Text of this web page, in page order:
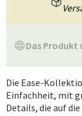
Das Produkt
Die Ease-
Einfachheit, mit
Details, die auf